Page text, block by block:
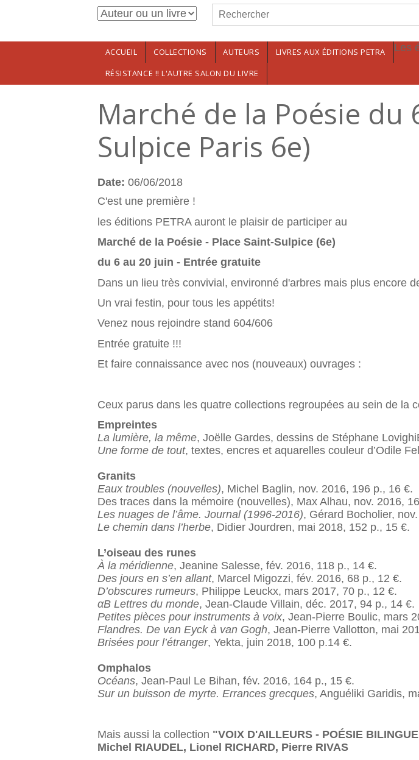
Aller au contenu principalFormulaire de recherche
Rechercher
ACCUEIL COLLECTIONS AUTEURS LIVRES AUX ÉDITIONS PETRA Les
RÉSISTANCE !! L'AUTRE SALON DU LIVRE
Marché de la Poésie du
Sulpice Paris 6e)
Date: 06/06/2018
C'est une première !
les éditions PETRA auront le plaisir de participer au
Marché de la Poésie - Place Saint-Sulpice (6e)
du 6 au 20 juin - Entrée gratuite
Dans un lieu très convivial, environné d'arbres mais plus encore
Un vrai festin, pour tous les appétits!
Venez nous rejoindre stand 604/606
Entrée gratuite !!!
Et faire connaissance avec nos (nouveaux) ouvrages :
Ceux parus dans les quatre collections regroupées au sein de la
Empreintes
La lumière, la même, Joëlle Gardes, dessins de Stéphane
Une forme de tout, textes, encres et aquarelles couleur d’Odile
Granits
Eaux troubles (nouvelles), Michel Baglin, nov. 2016, 196 p., 16 €.
Des traces dans la mémoire (nouvelles), Max Alhau, nov. 2016,
Les nuages de l’âme. Journal (1996-2016), Gérard Bocholier,
Le chemin dans l’herbe, Didier Jourdren, mai 2018, 152 p., 15 €.
L’oiseau des runes
À la méridienne, Jeanine Salesse, fév. 2016, 118 p., 14 €.
Des jours en s’en allant, Marcel Migozzi, fév. 2016, 68 p., 12 €.
D’obscures rumeurs, Philippe Leuckx, mars 2017, 70 p., 12 €.
αB Lettres du monde, Jean-Claude Villain, déc. 2017, 94 p., 14 €.
Petites pièces pour instruments à voix, Jean-Pierre Boulic, mars
Flandres. De van Eyck à van Gogh, Jean-Pierre Vallotton, mai
Brisées pour l’étranger, Yekta, juin 2018, 100 p.14 €.
Omphalos
Océans, Jean-Paul Le Bihan, fév. 2016, 164 p., 15 €.
Sur un buisson de myrte. Errances grecques, Anguéliki Garidis,
Mais aussi la collection "VOIX D'AILLEURS - POÉSIE
Michel RIAUDEL, Lionel RICHARD, Pierre RIVAS